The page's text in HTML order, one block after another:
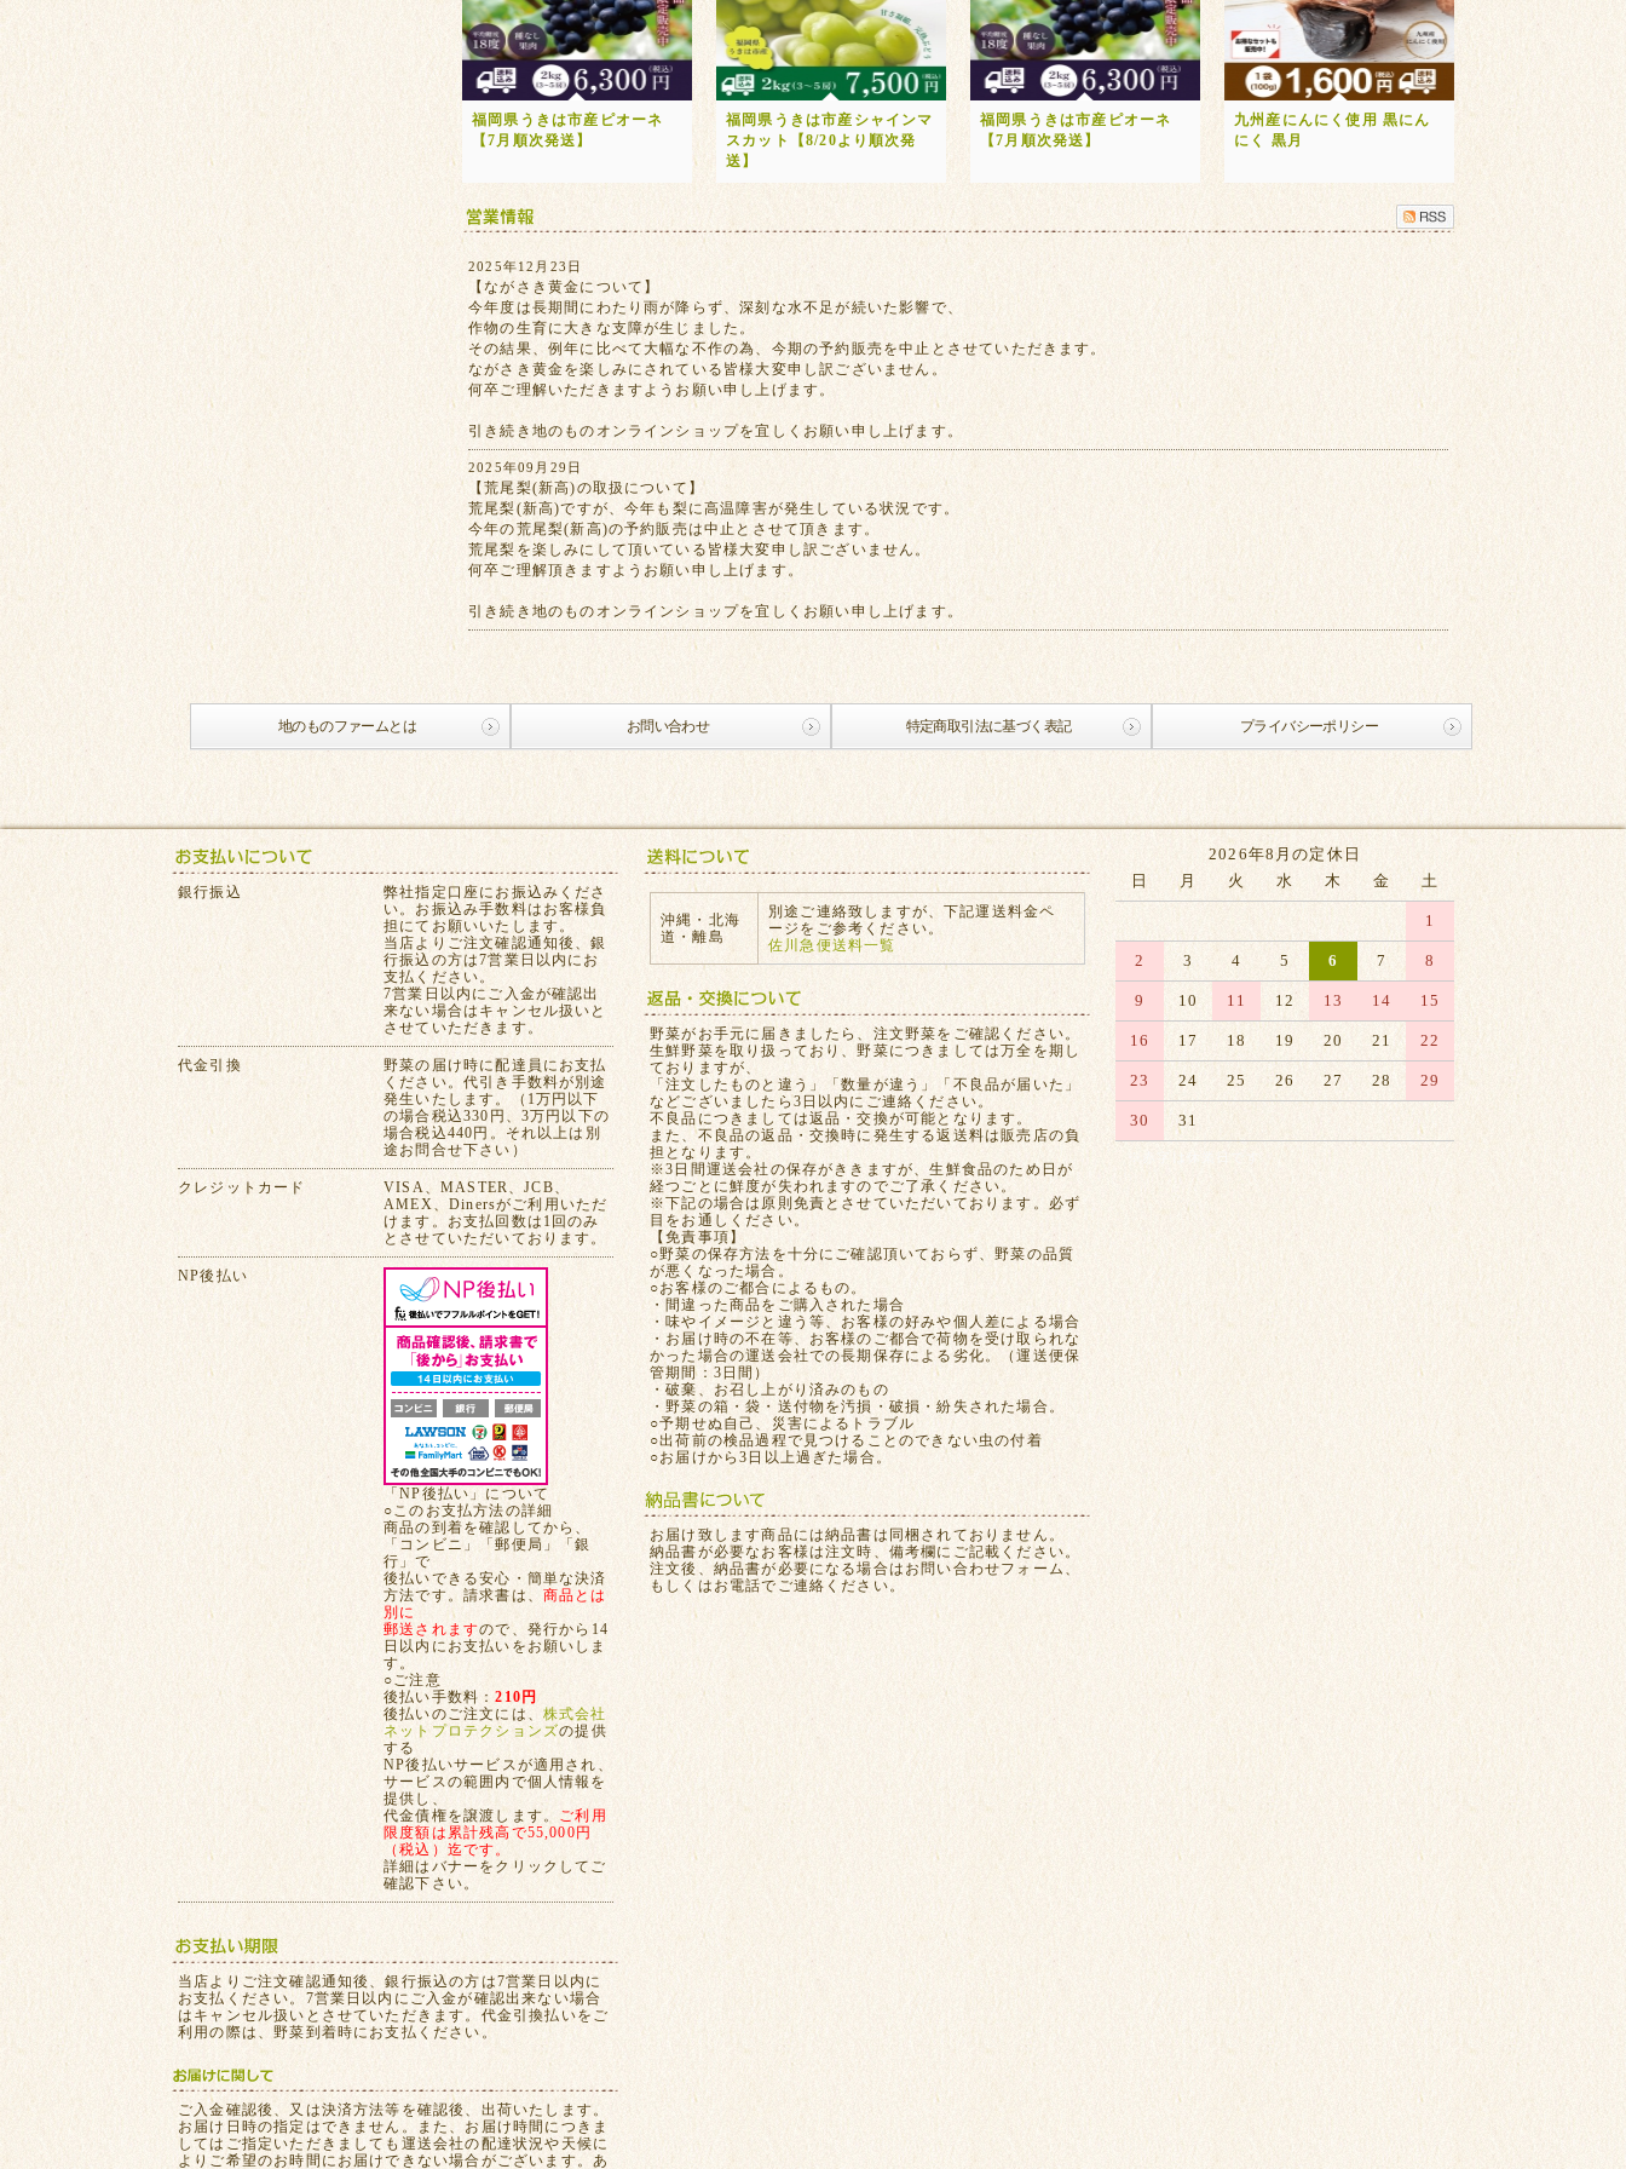
福岡県うきは市産ピオーネ
【7月順次発送】
福岡県うきは市産シャインマ
スカット【8/20より順次発
送】
福岡県うきは市産ピオーネ
【7月順次発送】
九州産にんにく使用 黒にん
にく 黒月
2025年12月23日
【ながさき黄金について】
今年度は長期間にわたり雨が降らず、深刻な水不足が続いた影響で、
作物の生育に大きな支障が生じました。
その結果、例年に比べて大幅な不作の為、今期の予約販売を中止とさせていただきます。
ながさき黄金を楽しみにされている皆様大変申し訳ございません。
何卒ご理解いただきますようお願い申し上げます。
引き続き地のものオンラインショップを宜しくお願い申し上げます。
2025年09月29日
【荒尾梨(新高)の取扱について】
荒尾梨(新高)ですが、今年も梨に高温障害が発生している状況です。
今年の荒尾梨(新高)の予約販売は中止とさせて頂きます。
荒尾梨を楽しみにして頂いている皆様大変申し訳ございません。
何卒ご理解頂きますようお願い申し上げます。
引き続き地のものオンラインショップを宜しくお願い申し上げます。
地のものファームとは お問い合わせ 特定商取引法に基づく表記 プライバシーポリシー
2026年8月の定休日
日
月 火 水 木 金 土
1
2 3 4 5 6 7 8
9 10 11 12 13 14 15
16 17 18 19 20 21 22
23 24 25 26 27 28 29
30 31
銀行振込
弊社指定口座にお振込みくださ
い。お振込み手数料はお客様負
担にてお願いいたします。
当店よりご注文確認通知後、銀
行振込の方は7営業日以内にお
支払ください。
7営業日以内にご入金が確認出
来ない場合はキャンセル扱いと
させていただきます。
代金引換
野菜の届け時に配達員にお支払
ください。代引き手数料が別途
発生いたします。（1万円以下
の場合税込330円、3万円以下の
場合税込440円。それ以上は別
途お問合せ下さい）
クレジットカード
VISA、MASTER、JCB、
AMEX、Dinersがご利用いただ
けます。お支払回数は1回のみ
とさせていただいております。
NP後払い
「NP後払い」について
○このお支払方法の詳細
商品の到着を確認してから、
「コンビニ」「郵便局」「銀
行」で
後払いできる安心・簡単な決済
方法です。請求書は、 商品とは
別に
郵送されますので、発行から14
日以内にお支払いをお願いしま
す。
○ご注意
後払い手数料：210円
後払いのご注文には、 株式会社
ネットプロテクションズの提供
する
NP後払いサービスが適用され、
サービスの範囲内で個人情報を
提供し、
代金債権を譲渡します。 ご利用
限度額は累計残高で55,000円
（税込）迄です。
詳細はバナーをクリックしてご
確認下さい。
当店よりご注文確認通知後、銀行振込の方は7営業日以内に
お支払ください。7営業日以内にご入金が確認出来ない場合
はキャンセル扱いとさせていただきます。代金引換払いをご
利用の際は、野菜到着時にお支払ください。
ご入金確認後、又は決済方法等を確認後、出荷いたします。
お届け日時の指定はできません。また、お届け時間につきま
してはご指定いただきましても運送会社の配達状況や天候に
よりご希望のお時間にお届けできない場合がございます。あ
沖縄・北海
道・離島
別途ご連絡致しますが、下記運送料金ペ
ージをご参考ください。
佐川急便送料一覧
野菜がお手元に届きましたら、注文野菜をご確認ください。
生鮮野菜を取り扱っており、野菜につきましては万全を期し
ておりますが、
「注文したものと違う」「数量が違う」「不良品が届いた」
などございましたら3日以内にご連絡ください。
不良品につきましては返品・交換が可能となります。
また、不良品の返品・交換時に発生する返送料は販売店の負
担となります。
※3日間運送会社の保存がききますが、生鮮食品のため日が
経つごとに鮮度が失われますのでご了承ください。
※下記の場合は原則免責とさせていただいております。必ず
目をお通しください。
【免責事項】
○野菜の保存方法を十分にご確認頂いておらず、野菜の品質
が悪くなった場合。
○お客様のご都合によるもの。
・間違った商品をご購入された場合
・味やイメージと違う等、お客様の好みや個人差による場合
・お届け時の不在等、お客様のご都合で荷物を受け取られな
かった場合の運送会社での長期保存による劣化。（運送便保
管期間：3日間）
・破棄、お召し上がり済みのもの
・野菜の箱・袋・送付物を汚損・破損・紛失された場合。
○予期せぬ自己、災害によるトラブル
○出荷前の検品過程で見つけることのできない虫の付着
○お届けから3日以上過ぎた場合。
お届け致します商品には納品書は同梱されておりません。
納品書が必要なお客様は注文時、備考欄にご記載ください。
注文後、納品書が必要になる場合はお問い合わせフォーム、
もしくはお電話でご連絡ください。